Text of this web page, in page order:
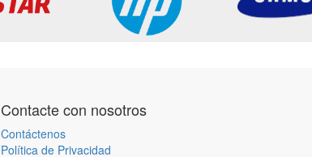
Contacte con nosotros
Contáctenos
Política de Privacidad